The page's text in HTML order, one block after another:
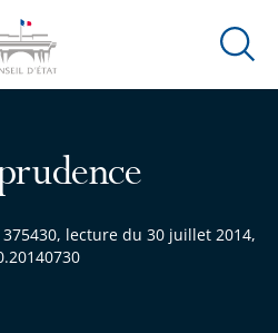
Ouvrir
lecture du 30 juillet 2014,